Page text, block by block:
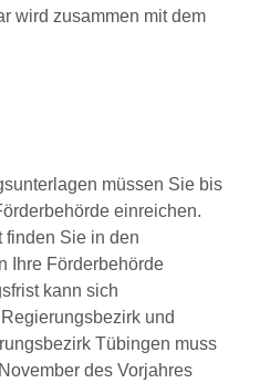
wird zusammen mit dem
müssen Sie bis
einreichen.
finden Sie in den
Ihre Förderbehörde
kann sich
und
Tübingen muss
des Vorjahres